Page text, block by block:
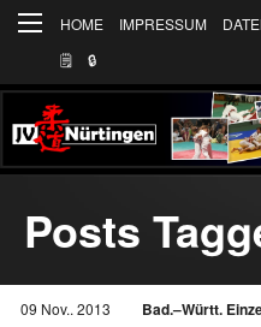
HOME IMPRESSUM
🗒
🔒︎
Posts
09 Nov.. 2013 Bad.–Württ.